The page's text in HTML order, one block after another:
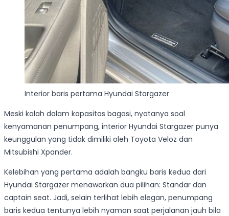
Interior baris pertama Hyundai Stargazer
Meski kalah dalam kapasitas bagasi, nyatanya soal
kenyamanan penumpang, interior Hyundai Stargazer punya
keunggulan yang tidak dimiliki oleh Toyota Veloz dan
Mitsubishi Xpander.
Kelebihan yang pertama adalah bangku baris kedua dari
Hyundai Stargazer menawarkan dua pilihan: Standar dan
captain seat. Jadi, selain terlihat lebih elegan, penumpang
baris kedua tentunya lebih nyaman saat perjalanan jauh bila